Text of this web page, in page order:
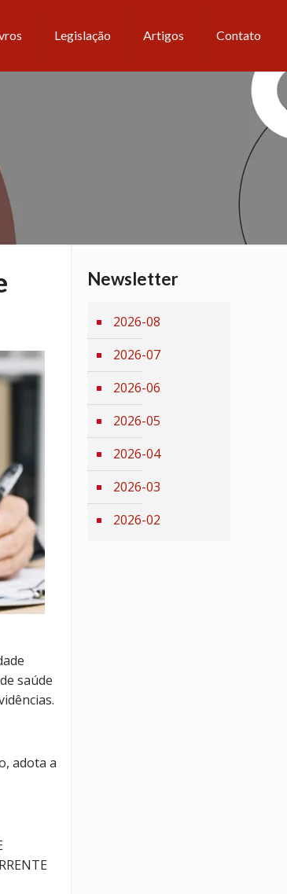
Legislação Artigos Contato
saúde
adota a
Newsletter
2026-08
2026-07
2026-06
2026-05
2026-04
2026-03
2026-02